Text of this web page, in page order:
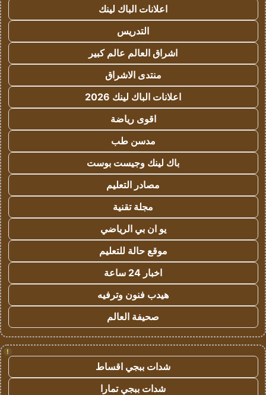
اعلانات الباك لينك
التدريس
اشراق العالم عالم كبير
منتدى الاشراق
اعلانات الباك لينك 2026
اقوى رياضة
مدسن طب
باك لينك وجيست بوست
مصادر التعليم
مجلة تقنية
يو ان بي الرياضي
موقع حالة للتعليم
اخبار 24 ساعة
هيدب فنون وترفيه
صحيفة العالم
!
شدات ببجي اقساط
شدات ببجي تمارا